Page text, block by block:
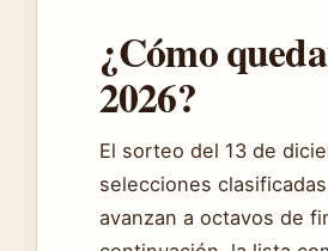
¿Cómo
2026?
El sorteo del 13 de
selecciones
avanzan a octavos de